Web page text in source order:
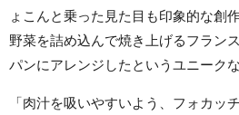
ょこんと乗った見た目も印象的な創
野菜を詰め込んで焼き上げるフラン
パンにアレンジしたというユニークな
「肉汁を吸いやすいよう、フォカッ